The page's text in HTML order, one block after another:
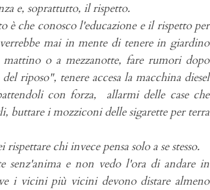
e, soprattutto, il rispetto.
è che conosco l'educazione e il rispetto per
mai in mente di tenere in giardino
o a mezzanotte, fare rumori dopo
riposo", tenere accesa la macchina diesel
con forza, allarmi delle case che
buttare i mozziconi delle sigarette per terra
chi invece pensa solo a se stesso.
senz'anima e non vedo l'ora di andare in
i vicini più vicini devono distare almeno